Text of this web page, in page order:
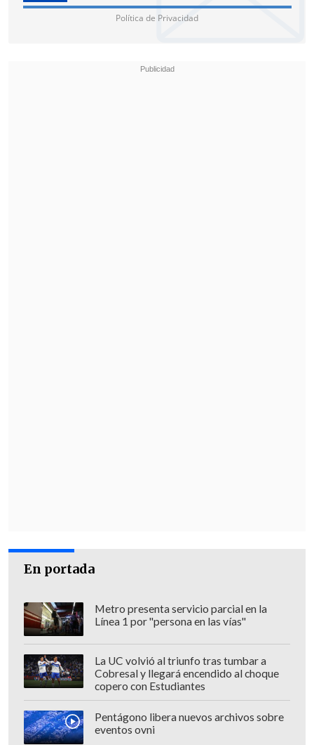
Política de Privacidad
En portada
Metro presenta servicio parcial en la
Línea 1 por "persona en las vías"
La UC volvió al triunfo tras tumbar a
Cobresal y llegará encendido al choque
copero con Estudiantes
Pentágono libera nuevos archivos sobre
eventos ovni